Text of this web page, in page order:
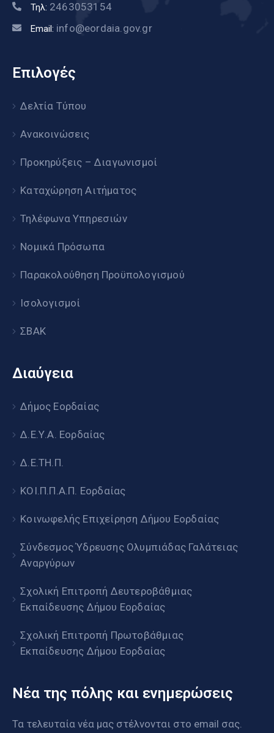
Τηλ: 2463053154
Email: info@eordaia.gov.gr
Επιλογές
Δελτία Τύπου
Ανακοινώσεις
Προκηρύξεις – Διαγωνισμοί
Καταχώρηση Αιτήματος
Τηλέφωνα Υπηρεσιών
Νομικά Πρόσωπα
Παρακολούθηση Προϋπολογισμού
Ισολογισμοί
ΣΒΑΚ
Διαύγεια
Δήμος Εορδαίας
Δ.Ε.Υ.Α. Εορδαίας
Δ.Ε.ΤΗ.Π.
ΚΟΙ.Π.Π.Α.Π. Εορδαίας
Κοινωφελής Επιχείρηση Δήμου Εορδαίας
Σύνδεσμος Ύδρευσης Ολυμπιάδας Γαλάτειας
Αναργύρων
Σχολική Επιτροπή Δευτεροβάθμιας
Εκπαίδευσης Δήμου Εορδαίας
Σχολική Επιτροπή Πρωτοβάθμιας
Εκπαίδευσης Δήμου Εορδαίας
Νέα της πόλης και ενημερώσεις
Τα τελευταία νέα μας στέλνονται στο email σας.